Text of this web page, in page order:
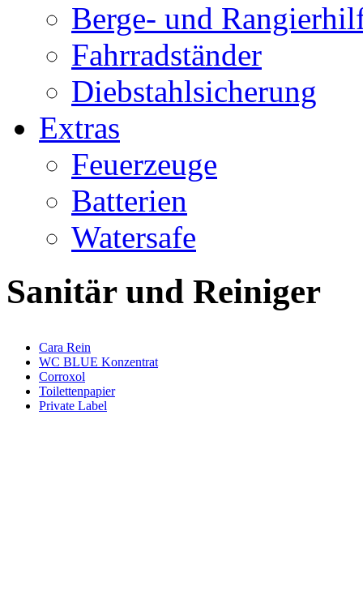
Berge- und
Fahrradständer
Diebstahlsicherung
Extras
Feuerzeuge
Batterien
Watersafe
Sanitär und Reiniger
Cara Rein
WC BLUE Konzentrat
Corroxol
Toilettenpapier
Private Label